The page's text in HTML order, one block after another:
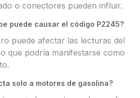
o conectores pueden influir.
puede causar el código P2245?
puede afectar las lecturas del
que podría manifestarse como
solo a motores de gasolina?